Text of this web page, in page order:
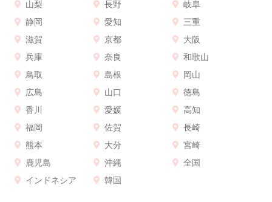
山梨
長野
岐阜
静岡
愛知
三重
滋賀
京都
大阪
兵庫
奈良
和歌山
鳥取
島根
岡山
広島
山口
徳島
香川
愛媛
高知
福岡
佐賀
長崎
熊本
大分
宮崎
鹿児島
沖縄
全国
インドネシア
韓国